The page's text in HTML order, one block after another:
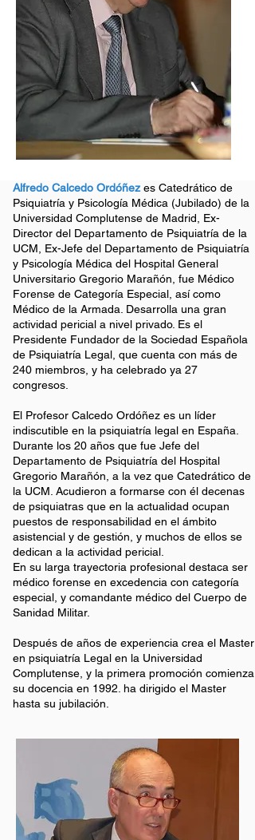
Alfredo Calcedo Ordóñez es Catedrático de
Psiquiatría y Psicología Médica (Jubilado) de la
Universidad Complutense de Madrid, Ex-
Director del Departamento de Psiquiatría de la
UCM, Ex-Jefe del Departamento de Psiquiatría
y Psicología Médica del Hospital General
Universitario Gregorio Marañón, fue Médico
Forense de Categoría Especial, así como
Médico de la Armada. Desarrolla una gran
actividad pericial a nivel privado. Es el
Presidente Fundador de la Sociedad Española
de Psiquiatría Legal , que cuenta con más de
240 miembros, y ha celebrado ya 27
congresos.
El Profesor Calcedo Ordóñez es un líder
indiscutible en la psiquiatría legal en España.
Durante los 20 años que fue Jefe del
Departamento de Psiquiatría del Hospital
Gregorio Marañón, a la vez que Catedrático de
la UCM. Acudieron a formarse con él decenas
de psiquiatras que en la actualidad ocupan
puestos de responsabilidad en el ámbito
asistencial y de gestión, y muchos de ellos se
dedican a la actividad pericial.
En su larga trayectoria profesional destaca ser
médico forense en excedencia con categoría
especial, y comandante médico del Cuerpo de
Sanidad Militar.
Después de años de experiencia crea el Master
en psiquiatría Legal en la Universidad
Complutense, y la primera promoción comienza
su docencia en 1992. ha dirigido el Master
hasta su jubilación.